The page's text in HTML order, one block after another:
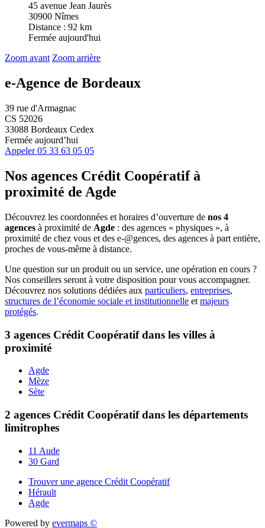
45 avenue Jean Jaurès
30900 Nîmes
Distance : 92 km
Fermée aujourd'hui
Zoom avant Zoom arrière
e-Agence de Bordeaux
39 rue d'Armagnac
CS 52026
33088 Bordeaux Cedex
Fermée aujourd’hui
Appeler 05 33 63 05 05
Nos agences Crédit Coopératifà
proximité de Agde
Découvrez les coordonnées et horaires d’ouverture de nos 4
agences à proximité de Agde : des agences « physiques », à
proximité de chez vous et des e-@gences, des agences à part entière,
proches de vous-même à distance.
Une question sur un produit ou un service, une opération en cours ?
Nos conseillers seront à votre disposition pour vous accompagner.
Découvrez nos solutions dédiées aux particuliers, entreprises,
structures de l’économie sociale et institutionnelle et majeurs
protégés.
3 agences Crédit Coopératif dans les villes à
proximité
Agde
Mèze
Sète
2 agences Crédit Coopératif dans les départements
limitrophes
11 Aude
30 Gard
Trouver une agence Crédit Coopératif
Hérault
Agde
Powered by evermaps ©